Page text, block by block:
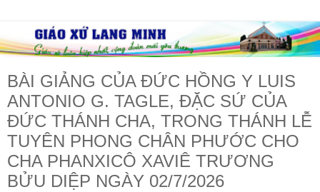
BÀI GIẢNG CỦA ĐỨC HỒNG Y LUIS
ANTONIO G. TAGLE, ĐẶC SỨ CỦA
ĐỨC THÁNH CHA, TRONG THÁNH LỄ
TUYÊN PHONG CHÂN PHƯỚC CHO
CHA PHANXICÔ XAVIÊ TRƯƠNG
BỬU DIỆP NGÀY 02/7/2026